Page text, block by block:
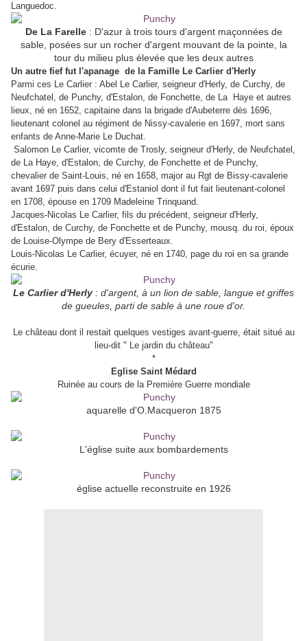
Languedoc.
De La Farelle: D'azur à trois tours d'argent maçonnées de
sable, posées sur un rocher d'argent mouvant de la pointe, la
tour du milieu plus élevée que les deux autres
Un autre fief fut l'apanage de la Famille Le Carlier d'Herly
Parmi ces Le Carlier : Abel Le Carlier, seigneur d'Herly, de Curchy, de
Neufchatel, de Punchy, d'Estalon, de Fonchette, de La Haye et autres
lieux, né en 1652, capitaine dans la brigade d'Aubeterre dès 1696,
lieutenant colonel au régiment de Nissy-cavalerie en 1697, mort sans
enfants de Anne-Marie Le Duchat.
Salomon Le Carlier, vicomte de Trosly, seigneur d'Herly, de Neufchatel,
de La Haye, d'Estalon, de Curchy, de Fonchette et de Punchy,
chevalier de Saint-Louis, né en 1658, major au Rgt de Bissy-cavalerie
avant 1697 puis dans celui d'Estaniol dont il fut fait lieutenant-colonel
en 1708, épouse en 1709 Madeleine Trinquand.
Jacques-Nicolas Le Carlier, fils du précédent, seigneur d'Herly,
d'Estalon, de Curchy, de Fonchette et de Punchy, mousq. du roi, époux
de Louise-Olympe de Bery d'Esserteaux.
Louis-Nicolas Le Carlier, écuyer, né en 1740, page du roi en sa grande
écurie.
Le Carlier d'Herly : d'argent, à un lion de sable, langue et griffes
de gueules, parti de sable à une roue d'or.
Le château dont il restait quelques vestiges avant-guerre, était situé au
lieu-dit " Le jardin du château"
*
Eglise Saint Médard
Ruinée au cours de la Première Guerre mondiale
aquarelle d'O.Macqueron 1875
L'église suite aux bombardements
église actuelle reconstruite en 1926